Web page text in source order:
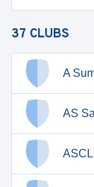
37 CLUBS
A
AS